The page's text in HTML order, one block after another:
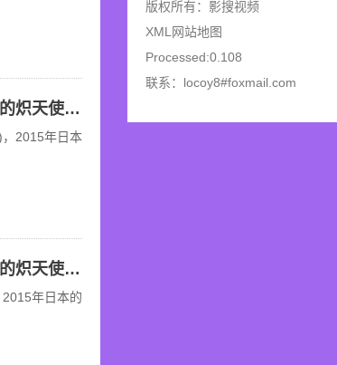
终结的炽天使(2015日本8.8分格斗,吸血鬼片)终结的炽天使 第3话 栖宿心中的魔鬼
2015年日本
终结的炽天使(2015日本8.8分格斗,吸血鬼片)终结的炽天使 第2话 毁灭后的人类
年日本的
版权所有： 影搜视频
XML网站地图
Processed:0.108
联系：locoy8#foxmail.com